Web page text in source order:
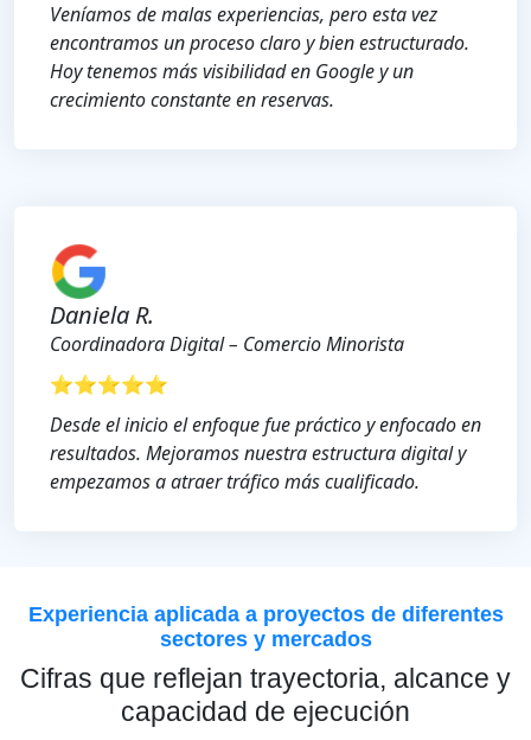
Veníamos de malas experiencias, pero esta vez
encontramos un proceso claro y bien estructurado.
Hoy tenemos más visibilidad en Google y un
crecimiento constante en reservas.
Daniela R.
Coordinadora Digital – Comercio Minorista
⭐⭐⭐⭐⭐
Desde el inicio el enfoque fue práctico y enfocado en
resultados. Mejoramos nuestra estructura digital y
empezamos a atraer tráfico más cualificado.
Experiencia aplicada a proyectos de diferentes
sectores y mercados
Cifras que reflejan trayectoria, alcance y
capacidad de ejecución